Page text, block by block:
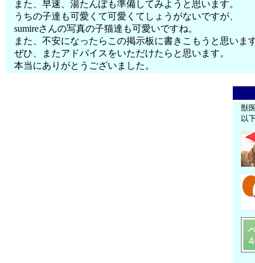
また、早速、湯たんぽも準備してみようと思います。
うちの子達も可愛くて可愛くてしょうがないですが、
sumireさんの写真の子猫達も可愛いですね。
また、不安になったらこの掲示板に書きこもうと思いま
ぜひ、またアドバイスをいただけたらと思います。
本当にありがとうございました。
獣
以